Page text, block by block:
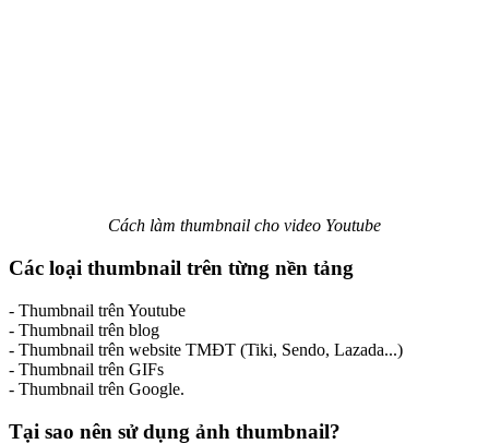
Cách làm thumbnail cho video Youtube
Các loại thumbnail trên từng nền tảng
- Thumbnail trên Youtube
- Thumbnail trên blog
- Thumbnail trên website TMĐT (Tiki, Sendo, Lazada...)
- Thumbnail trên GIFs
- Thumbnail trên Google.
Tại sao nên sử dụng ảnh thumbnail?